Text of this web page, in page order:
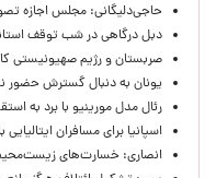
حاجی‌دلیگانی: مجلس اجازه
دبل درگاهی در شب توقف
صربستان و رژیم صهیونیستی
یونان به دنبال گسترش حضور
رئال مدل مورینیو با برد به
اسپانیا برای مسافران
انصاری: خسارت‌های